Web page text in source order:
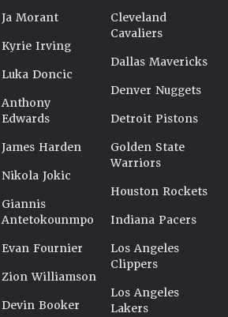
Ja Morant
Kyrie Irving
Luka Doncic
Anthony
Edwards
James Harden
Nikola Jokic
Giannis
Antetokounmpo
Evan Fournier
Zion Williamson
Devin Booker
Cleveland
Cavaliers
Dallas Mavericks
Denver Nuggets
Detroit Pistons
Golden State
Warriors
Houston Rockets
Indiana Pacers
Los Angeles
Clippers
Los Angeles
Lakers